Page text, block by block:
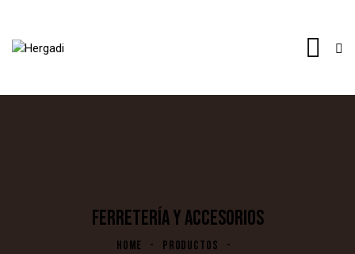
FERRETERÍA Y ACCESORIOS
HOME
PRODUCTOS